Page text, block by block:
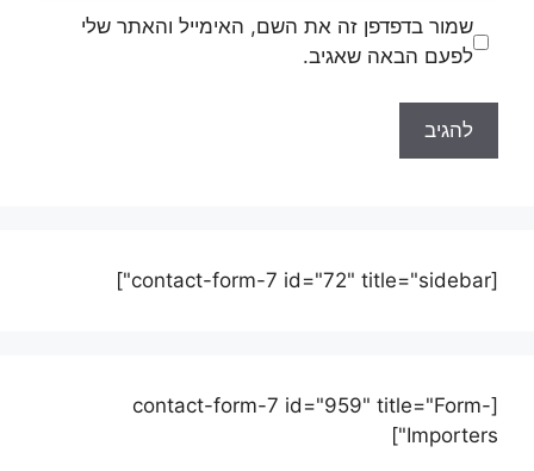
שמור בדפדפן זה את השם, האימייל והאתר שלי
לפעם הבאה שאגיב.
[contact-form-7 id="72" title="sidebar"]
[contact-form-7 id="959" title="Form-
Importers"]